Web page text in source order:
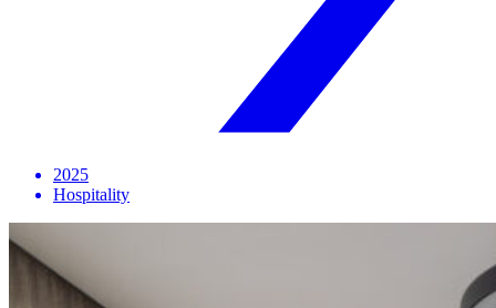
2025
Hospitality